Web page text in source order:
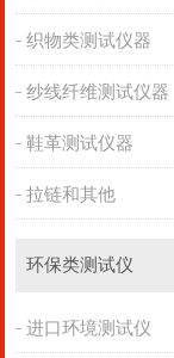
织物类测试仪器
纱线纤维测试仪器
鞋革测试仪器
拉链和其他
环保类测试仪
进口环境测试仪